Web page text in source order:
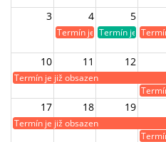
3 4 5
Termín je již obsazen
Termín je volný
10 11 12
Termín je již obsazen
17 18 19
Termín je již obsazen